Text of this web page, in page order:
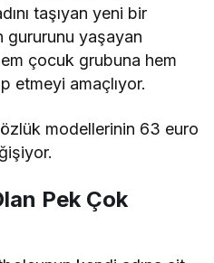
taşıyan yeni bir
gururunu yaşayan
çocuk grubuna hem
etmeyi amaçlıyor.
modellerinin 63 euro
Pek Çok